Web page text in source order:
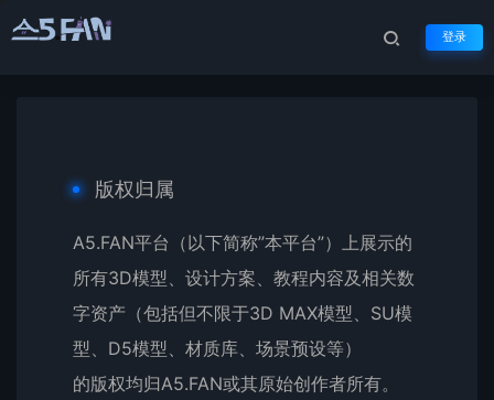
登录
版权归属
A5.FAN平台（以下简称”本平台”）上展示的
所有3D模型、设计方案、教程内容及相关数
字资产（包括但不限于3D MAX模型、SU模
型、D5模型、材质库、场景预设等）
的版权均归A5.FAN或其原始创作者所有。